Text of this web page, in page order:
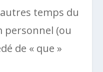
temps du
personnel (ou
de « que »